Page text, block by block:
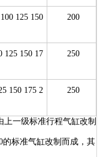
125 150
200
125 150 17
250
150 175 2
250
一级标准行程气缸改制
的标准气缸改制而成，其